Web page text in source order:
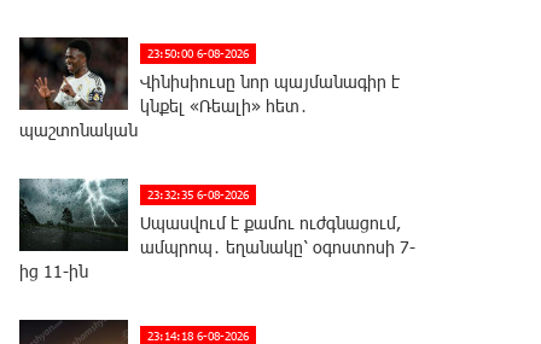
23:50:00 6-08-2026
Վինիսիուսը նոր պայմանագիր է
կնքել «Ռեալի» հետ․
պաշտոնական
23:32:35 6-08-2026
Սպասվում է քամու ուժգնացում,
ամպրոպ․ եղանակը՝ օգոստոսի 7-
ից 11-ին
23:14:18 6-08-2026